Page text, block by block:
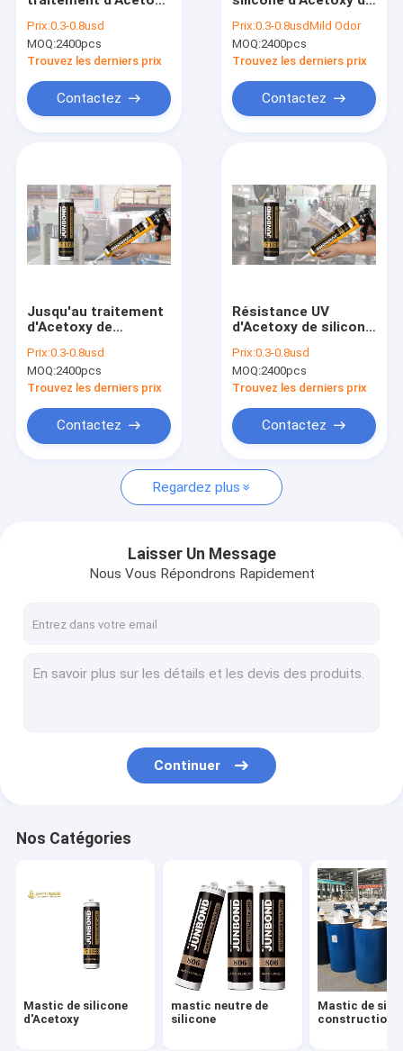
Au sujet de nous
Visite d'usine
Demandez une citation
News
Mastic de silicone d'Acetoxy
Mastic de silicone de construction
Mousse d'unité centrale
Mastic de silicone de fenêtre
mastic imperméable de silicone
Mastic de polyuréthane de pare-brise
Mastic de silicone d'arrêt du feu
mastic de polymère de Mme
cachetage
Prix:0.3-0.8usd
MOQ:2400pcs
Trouvez les derniers prix
Contactez
l'odeur douce
Prix:0.3-0.8usdMild Odor
MOQ:2400pcs
Trouvez les derniers prix
Contactez
Jusqu'au traitement
d'Acetoxy de
température 200°C
12 mois de durée de
conservation
Prix:0.3-0.8usd
MOQ:2400pcs
Trouvez les derniers prix
Contactez
Résistance UV
d'Acetoxy de silicone
résistance mondiale
de hautes eaux
Prix:0.3-0.8usd
MOQ:2400pcs
Trouvez les derniers prix
Contactez
Regardez plus
Laisser Un Message
Nous Vous Répondrons Rapidement
Continuer
Nos Catégories
Mastic de silicone
d'Acetoxy
mastic neutre de
silicone
Mastic de
construction